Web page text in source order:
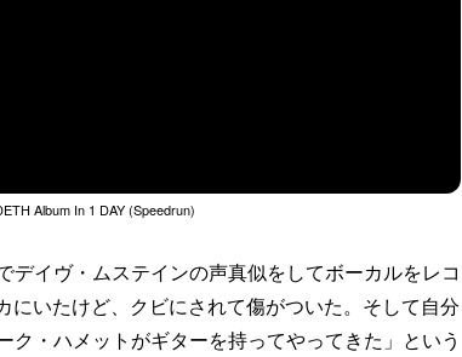
Album In 1 DAY (Speedrun)
イヴ・ムステインの声真似をしてボーカルをレコ
いたけど、クビにされて傷がついた。そして自分
・ハメットがギターを持ってやってきた」という